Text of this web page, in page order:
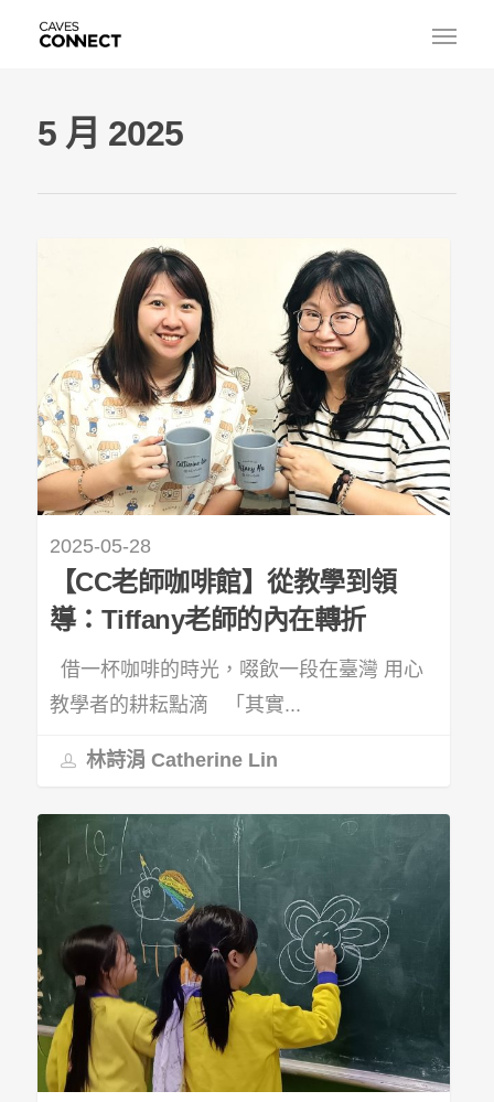
5 月 2025
2025-05-28
【CC老師咖啡館】從教學到領
導：Tiffany老師的內在轉折
借一杯咖啡的時光，啜飲一段在臺灣 用心
教學者的耕耘點滴 「其實...
林詩涓 Catherine Lin